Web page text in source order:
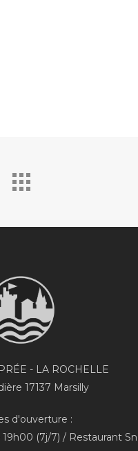
- LA ROCHELLE
17137 Marsilly
d'ouverture :
(7j/7) / Restaurant